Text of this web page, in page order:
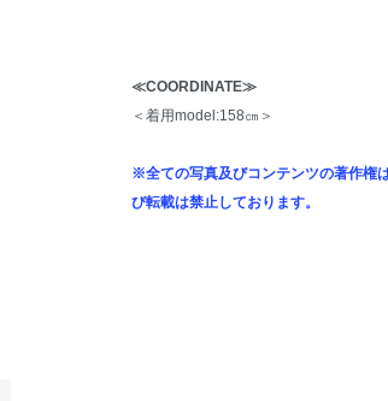
≪COORDINATE≫
＜着用model:158㎝＞
※全ての写真及びコンテンツの著作権
び転載は禁止しております。